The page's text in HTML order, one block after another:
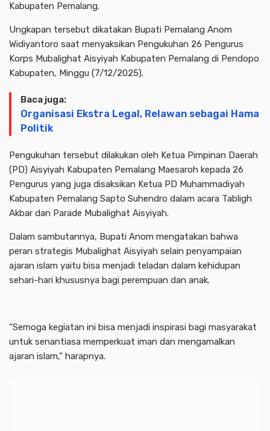
Kabupaten Pemalang.
Ungkapan tersebut dikatakan Bupati Pemalang Anom
Widiyantoro saat menyaksikan Pengukuhan 26 Pengurus
Korps Mubalighat Aisyiyah Kabupaten Pemalang di Pendopo
Kabupaten, Minggu (7/12/2025).
Baca juga:
Organisasi Ekstra Legal, Relawan sebagai Hama
Politik
Pengukuhan tersebut dilakukan oleh Ketua Pimpinan Daerah
(PD) Aisyiyah Kabupaten Pemalang Maesaroh kepada 26
Pengurus yang juga disaksikan Ketua PD Muhammadiyah
Kabupaten Pemalang Sapto Suhendro dalam acara Tabligh
Akbar dan Parade Mubalighat Aisyiyah.
Dalam sambutannya, Bupati Anom mengatakan bahwa
peran strategis Mubalighat Aisyiyah selain penyampaian
ajaran islam yaitu bisa menjadi teladan dalam kehidupan
sehari-hari khususnya bagi perempuan dan anak.
“Semoga kegiatan ini bisa menjadi inspirasi bagi masyarakat
untuk senantiasa memperkuat iman dan mengamalkan
ajaran islam,” harapnya.